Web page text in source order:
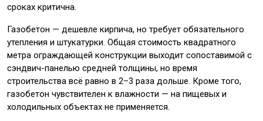
сроках критична.
Газобетон — дешевле кирпича, но требует обязательного
утепления и штукатурки. Общая стоимость квадратного
метра ограждающей конструкции выходит сопоставимой с
сэндвич-панелью средней толщины, но время
строительства всё равно в 2–3 раза дольше. Кроме того,
газобетон чувствителен к влажности — на пищевых и
холодильных объектах не применяется.